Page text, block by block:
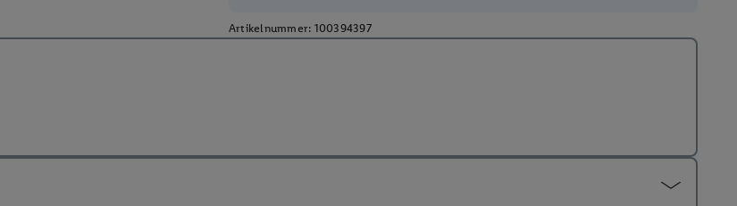
Artikelnummer: 100394397